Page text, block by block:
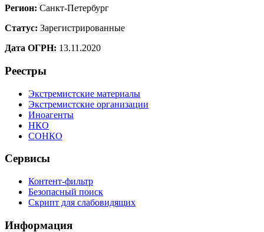
Регион: Санкт-Петербург
Статус: Зарегистрированные
Дата ОГРН: 13.11.2020
Реестры
Экстремистские материалы
Экстремистские организации
Иноагенты
НКО
СОНКО
Сервисы
Контент-фильтр
Безопасный поиск
Скрипт для слабовидящих
Информация